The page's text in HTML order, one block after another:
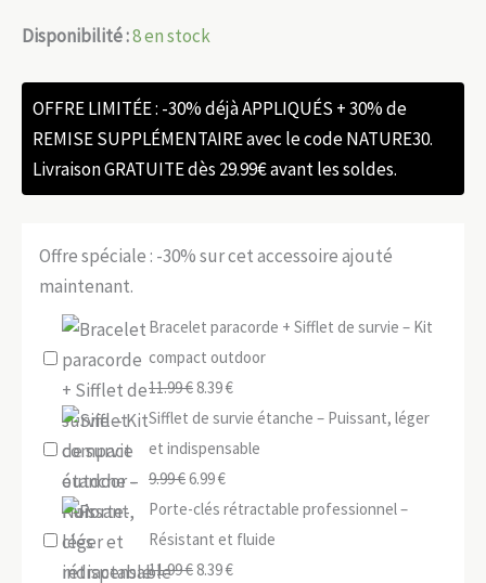
Disponibilité :8 en stock
OFFRE LIMITÉE : -30% déjà APPLIQUÉS + 30% de
REMISE SUPPLÉMENTAIRE avec le code NATURE30.
Livraison GRATUITE dès 29.99€ avant les soldes.
Offre spéciale : -30% sur cet accessoire ajouté
maintenant.
Bracelet paracorde + Sifflet de survie – Kit
compact outdoor
11.99€Le
prix
initial
était :
11.99 €.
8.39€Le
prix
actuel
8.39 €.
Sifflet de survie étanche – Puissant, léger
et indispensable
9.99€Le
prix
initial
était :
6.99€Le
prix
actuel
est :
Porte-clés rétractable professionnel –
Résistant et fluide
11.99€Le
8.39€Le